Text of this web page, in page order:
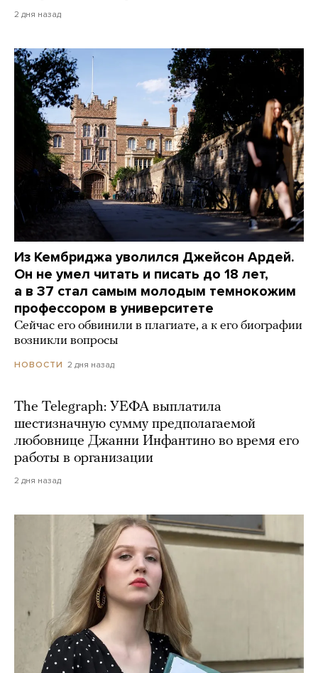
2 дня назад
Из Кембриджа уволился Джейсон Ардей.
Он не умел читать и писать до 18 лет,
а в 37 стал самым молодым темнокожим
профессором в университете
Сейчас его обвинили в плагиате, а к его биографии
возникли вопросы
НОВОСТИ 2 дня назад
The Telegraph: УЕФА выплатила
шестизначную сумму предполагаемой
любовнице Джанни Инфантино во время его
работы в организации
2 дня назад